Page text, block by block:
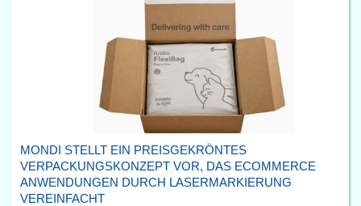
MONDI STELLT EIN PREISGEKRÖNTES
VERPACKUNGSKONZEPT VOR, DAS ECOMMERCE
ANWENDUNGEN DURCH LASERMARKIERUNG
VEREINFACHT